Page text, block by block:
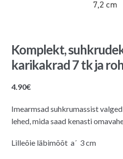
Komplekt,
karikakrad 7 tk ja
4.90€
Imearmsad suhkrumassist
lehed, mida saad kenasti
Lilleõie läbimõõt a´ 3 cm